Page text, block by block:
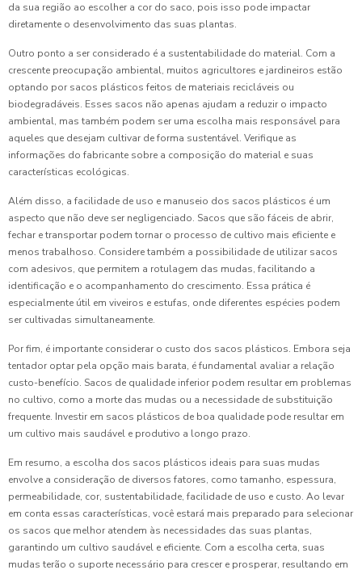
da sua região ao escolher a cor do saco, pois isso pode impactar
diretamente o desenvolvimento das suas plantas.
Outro ponto a ser considerado é a sustentabilidade do material. Com a
crescente preocupação ambiental, muitos agricultores e jardineiros estão
optando por sacos plásticos feitos de materiais recicláveis ou
biodegradáveis. Esses sacos não apenas ajudam a reduzir o impacto
ambiental, mas também podem ser uma escolha mais responsável para
aqueles que desejam cultivar de forma sustentável. Verifique as
informações do fabricante sobre a composição do material e suas
características ecológicas.
Além disso, a facilidade de uso e manuseio dos sacos plásticos é um
aspecto que não deve ser negligenciado. Sacos que são fáceis de abrir,
fechar e transportar podem tornar o processo de cultivo mais eficiente e
menos trabalhoso. Considere também a possibilidade de utilizar sacos
com adesivos, que permitem a rotulagem das mudas, facilitando a
identificação e o acompanhamento do crescimento. Essa prática é
especialmente útil em viveiros e estufas, onde diferentes espécies podem
ser cultivadas simultaneamente.
Por fim, é importante considerar o custo dos sacos plásticos. Embora seja
tentador optar pela opção mais barata, é fundamental avaliar a relação
custo-benefício. Sacos de qualidade inferior podem resultar em problemas
no cultivo, como a morte das mudas ou a necessidade de substituição
frequente. Investir em sacos plásticos de boa qualidade pode resultar em
um cultivo mais saudável e produtivo a longo prazo.
Em resumo, a escolha dos sacos plásticos ideais para suas mudas
envolve a consideração de diversos fatores, como tamanho, espessura,
permeabilidade, cor, sustentabilidade, facilidade de uso e custo. Ao levar
em conta essas características, você estará mais preparado para selecionar
os sacos que melhor atendem às necessidades das suas plantas,
garantindo um cultivo saudável e eficiente. Com a escolha certa, suas
mudas terão o suporte necessário para crescer e prosperar, resultando em